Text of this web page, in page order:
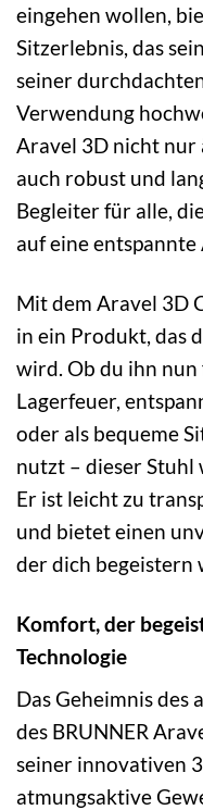
eingehen wollen,
Sitzerlebnis, das
seiner
Verwendung
Aravel 3D nicht nur
auch robust und
Begleiter für alle,
auf eine
Mit dem Aravel 3D
in ein Produkt, das
wird. Ob du ihn
Lagerfeuer,
oder als bequeme
nutzt – dieser
Er ist leicht zu
und bietet einen
der dich begeistern
Komfort, der
Technologie
Das Geheimnis
des BRUNNER
seiner innovativen
atmungsaktive